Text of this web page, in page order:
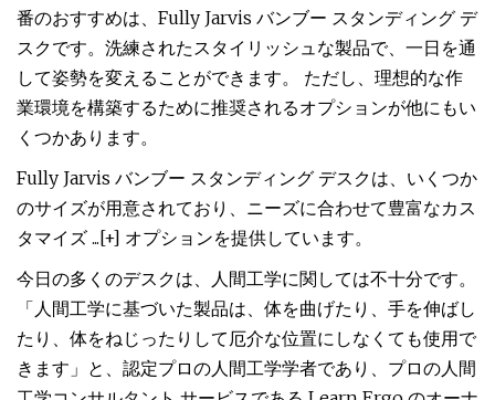
番のおすすめは、Fully Jarvis バンブー スタンディング デ
スクです。洗練されたスタイリッシュな製品で、一日を通
して姿勢を変えることができます。 ただし、理想的な作
業環境を構築するために推奨されるオプションが他にもい
くつかあります。
Fully Jarvis バンブー スタンディング デスクは、いくつか
のサイズが用意されており、ニーズに合わせて豊富なカス
タマイズ ...[+] オプションを提供しています。
今日の多くのデスクは、人間工学に関しては不十分です。
「人間工学に基づいた製品は、体を曲げたり、手を伸ばし
たり、体をねじったりして厄介な位置にしなくても使用で
きます」と、認定プロの人間工学学者であり、プロの人間